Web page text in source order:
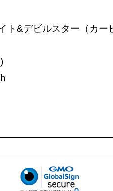
ト&デビルスター（カー